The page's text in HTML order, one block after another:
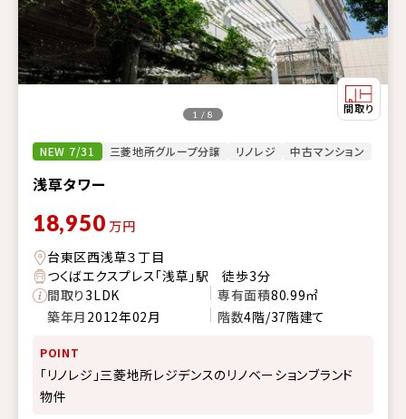
NEW 7/31 三菱地所グループ分譲 リノレジ 中古マンション
浅草タワー
1 / 8
18,950 万円
台東区西浅草３丁目
つくばエクスプレス「浅草」駅 徒歩3分
間取り3LDK 専有面積80.99㎡
築年月 2012年02月 階数4階/37階建て
POINT
「リノレジ」三菱地所レジデンスのリノベーションブランド
物件